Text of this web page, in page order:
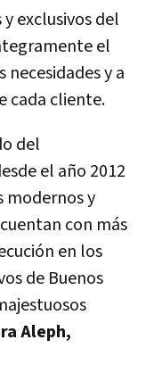
exclusivos del
el
y a
cada cliente.
del
el año 2012
modernos y
con más
en los
de Buenos
Aleph,